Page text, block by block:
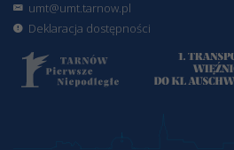
umt@umt.tarnow.pl
Deklaracja dostępności